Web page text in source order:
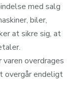
med salg
biler,
at sikre sig, at
overdrages
overgår endeligt